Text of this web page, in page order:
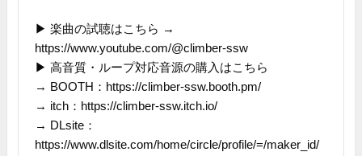
▶ 楽曲の試聴はこちら →
https://www.youtube.com/@climber-ssw
▶ 高音質・ループ対応音源の購入はこちら
→ BOOTH：https://climber-ssw.booth.pm/
→ itch：https://climber-ssw.itch.io/
→ DLsite：
https://www.dlsite.com/home/circle/profile/=/maker_id/